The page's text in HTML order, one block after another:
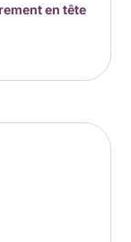
en tête